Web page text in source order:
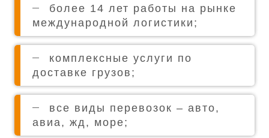
более 14 лет работы на рынке
международной логистики;
комплексные услуги по
доставке грузов;
все виды перевозок – авто,
авиа, жд, море;